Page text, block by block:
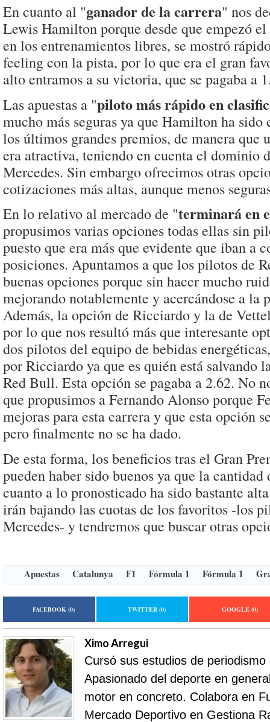
En cuanto al "ganador de la carrera" nos
Lewis Hamilton porque desde que empezó
en los entrenamientos libres, se mostró
feeling con la pista, por lo que era el gran
alto entramos a su victoria, que se pagaba a
Las apuestas a "piloto más rápido en
mucho más seguras ya que Hamilton ha sido
los últimos grandes premios, de manera que
era atractiva, teniendo en cuenta el dominio
Mercedes. Sin embargo ofrecimos otras
cotizaciones más altas, aunque menos
En lo relativo al mercado de "terminará en
propusimos varias opciones todas ellas sin
puesto que era más que evidente que iban a
posiciones. Apuntamos a que los pilotos de
buenas opciones porque sin hacer mucho
mejorando notablemente y acercándose a la
Además, la opción de Ricciardo y la de
por lo que nos resultó más que interesante
dos pilotos del equipo de bebidas
por Ricciardo ya que es quién está salvando
Red Bull. Esta opción se pagaba a 2.62. No
que propusimos a Fernando Alonso porque
mejoras para esta carrera y que esta opción
pero finalmente no se ha dado.
De esta forma, los beneficios tras el Gran
pueden haber sido buenos ya que la cantidad
cuanto a lo pronosticado ha sido bastante
irán bajando las cuotas de los favoritos -los
Mercedes- y tendremos que buscar otras
Apuestas Catalunya F1 Fórmula 1 Fórmula 1
FACEBOOK(0) TWITTER(0) GOOGLE(0)
Ximo Arregui
Cursó sus estudios de periodismo
Apasionado del deporte en
motor en concreto. Colabora en
Mercado Deportivo en Gestiona